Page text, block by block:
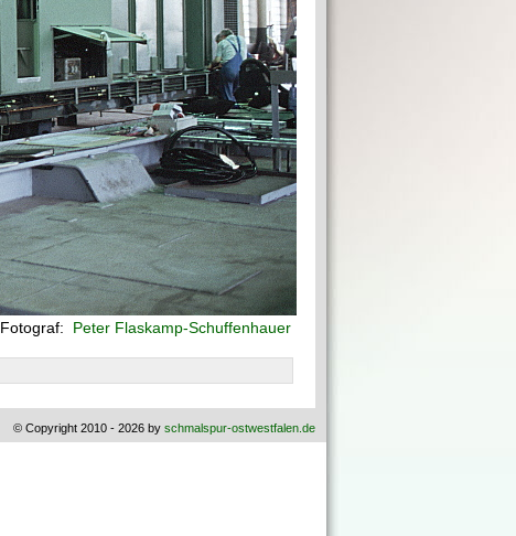
Fotograf: Peter Flaskamp-Schuffenhauer
© Copyright 2010 - 2026 by schmalspur-ostwestfalen.de